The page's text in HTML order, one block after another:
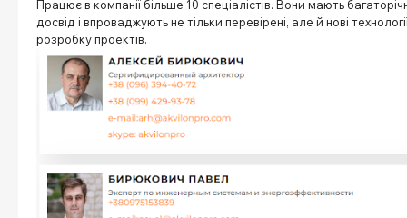
Працює в компанії більше 10 спеціалістів. Вони мають
досвід і впроваджують не тільки перевірені, але й нові
розробку проектів.